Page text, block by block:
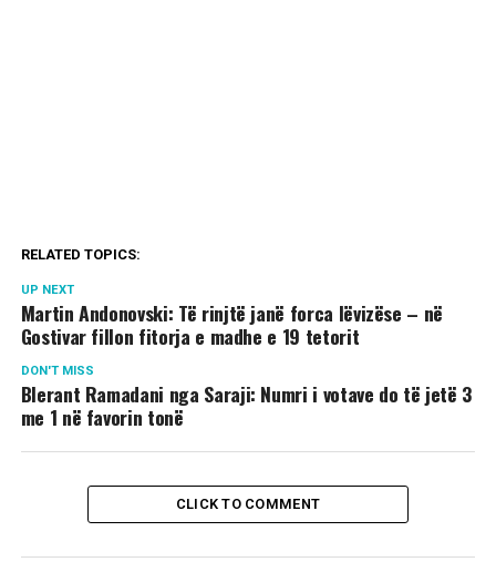
RELATED TOPICS:
UP NEXT
Martin Andonovski: Të rinjtë janë forca lëvizëse – në
Gostivar fillon fitorja e madhe e 19 tetorit
DON'T MISS
Blerant Ramadani nga Saraji: Numri i votave do të jetë 3
me 1 në favorin tonë
CLICK TO COMMENT